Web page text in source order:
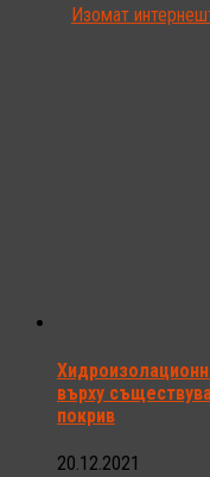
Изомат
върху
покрив
20.12.2021